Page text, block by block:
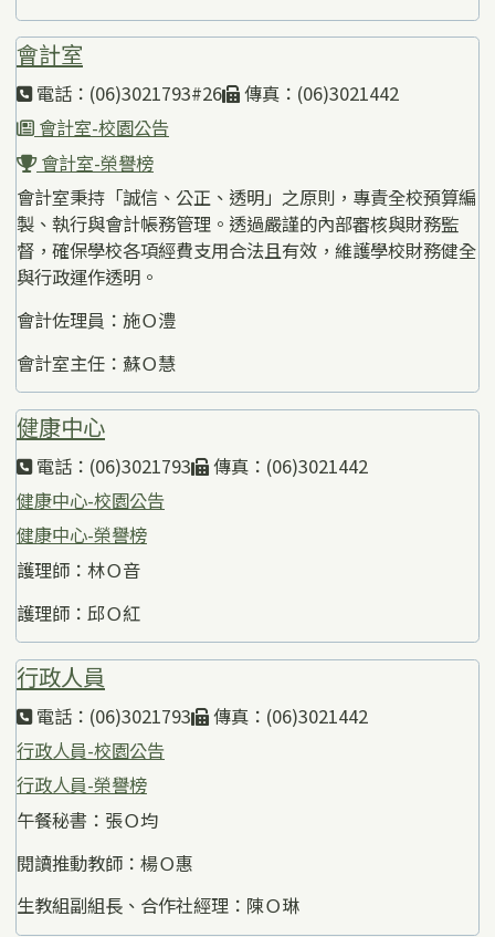
會計室
電話：(06)3021793#26
傳真：(06)3021442
會計室-校園公告
會計室-榮譽榜
會計室秉持「誠信、公正、透明」之原則，專責全校預算編
製、執行與會計帳務管理。透過嚴謹的內部審核與財務監
督，確保學校各項經費支用合法且有效，維護學校財務健全
與行政運作透明。
會計佐理員：施Ｏ澧
會計室主任：蘇Ｏ慧
健康中心
電話：(06)3021793
傳真：(06)3021442
健康中心-校園公告
健康中心-榮譽榜
護理師：林Ｏ音
護理師：邱Ｏ紅
行政人員
電話：(06)3021793
傳真：(06)3021442
行政人員-校園公告
行政人員-榮譽榜
午餐秘書：張Ｏ均
閱讀推動教師：楊Ｏ惠
生教組副組長、合作社經理：陳Ｏ琳